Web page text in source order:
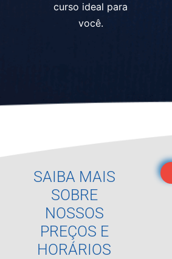
curso ideal para
você.
SAIBA MAIS
SOBRE
NOSSOS
PREÇOS E
HORÁRIOS